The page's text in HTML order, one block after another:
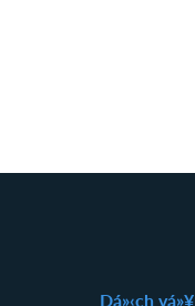
Dá»‹ch vá»¥